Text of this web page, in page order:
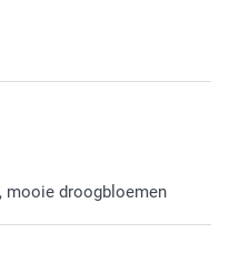
bent over alles. Erg leuk
doen wij het toch wel
de fotoprints.
mooie droogbloemen